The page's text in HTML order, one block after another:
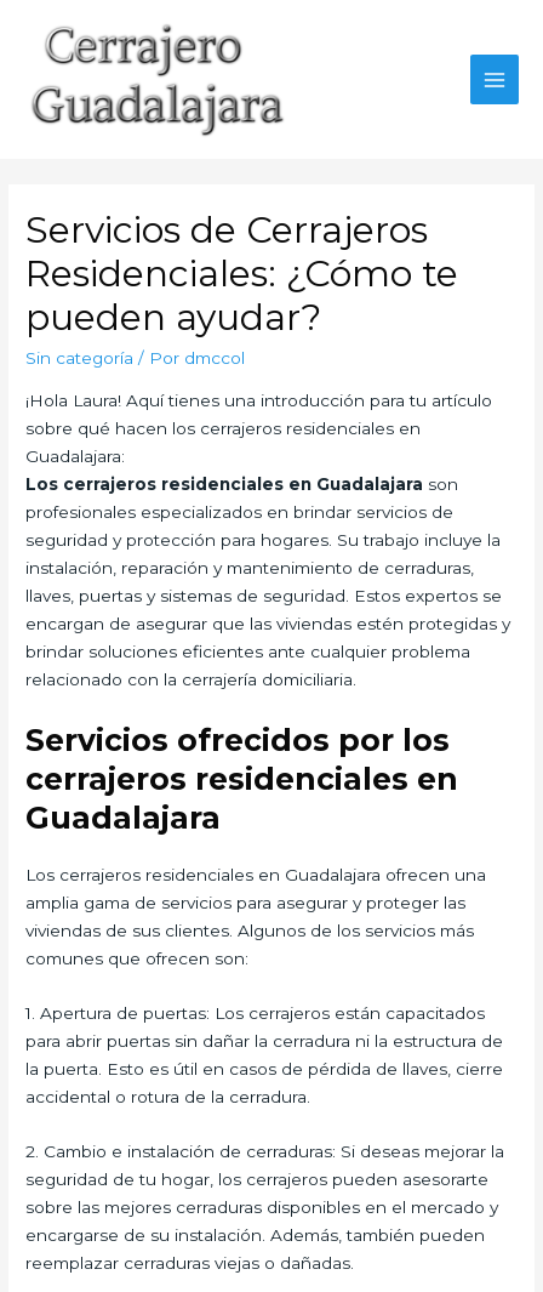
contenido
Servicios de Cerrajeros
Residenciales: ¿Cómo te
pueden ayudar?
Sin categoría / Por dmccol
¡Hola Laura! Aquí tienes una introducción para tu artículo
sobre qué hacen los cerrajeros residenciales en
Guadalajara:
Los cerrajeros residenciales en Guadalajara son
profesionales especializados en brindar servicios de
seguridad y protección para hogares. Su trabajo incluye la
instalación, reparación y mantenimiento de cerraduras,
llaves, puertas y sistemas de seguridad. Estos expertos se
encargan de asegurar que las viviendas estén protegidas y
brindar soluciones eficientes ante cualquier problema
relacionado con la cerrajería domiciliaria.
Servicios ofrecidos por los
cerrajeros residenciales en
Guadalajara
Los cerrajeros residenciales en Guadalajara ofrecen una
amplia gama de servicios para asegurar y proteger las
viviendas de sus clientes. Algunos de los servicios más
comunes que ofrecen son:
1. Apertura de puertas: Los cerrajeros están capacitados
para abrir puertas sin dañar la cerradura ni la estructura de
la puerta. Esto es útil en casos de pérdida de llaves, cierre
accidental o rotura de la cerradura.
2. Cambio e instalación de cerraduras: Si deseas mejorar la
seguridad de tu hogar, los cerrajeros pueden asesorarte
sobre las mejores cerraduras disponibles en el mercado y
encargarse de su instalación. Además, también pueden
reemplazar cerraduras viejas o dañadas.